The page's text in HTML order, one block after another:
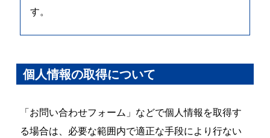
す。
個人情報の取得について
「お問い合わせフォーム」などで個人情報を取得す
る場合は、必要な範囲内で適正な手段により行ない